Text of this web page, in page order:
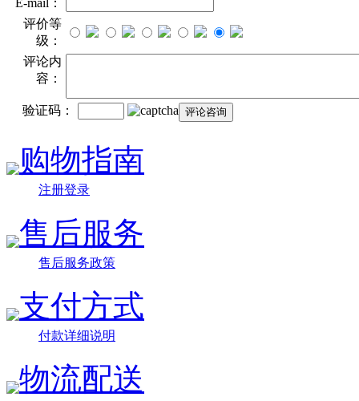
E-mail：
评价等
级：
评论内
容：
验证码：
购物指南
注册登录
售后服务
售后服务政策
支付方式
付款详细说明
物流配送